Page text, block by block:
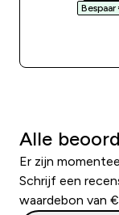
Bespaar
Alle
Er zijn
Schrijf een
waardebon van